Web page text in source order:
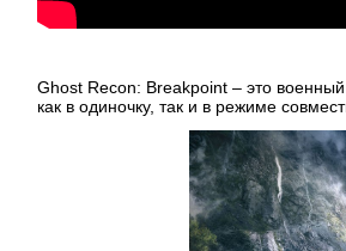
Ghost Recon: Breakpoint – это
как в одиночку, так и в режиме